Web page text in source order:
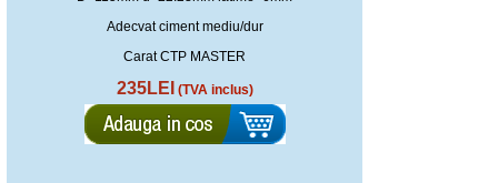
Adecvat ciment mediu/dur
Carat CTP MASTER
235LEI (TVA inclus)